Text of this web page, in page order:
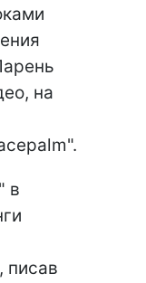
на
в
писав